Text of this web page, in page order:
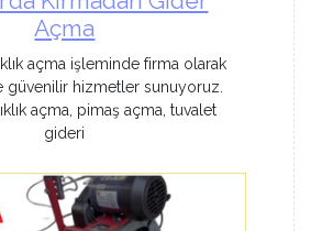
Açma
açma işleminde firma olarak
güvenilir hizmetler sunuyoruz.
açma, pimaş açma, tuvalet
gideri